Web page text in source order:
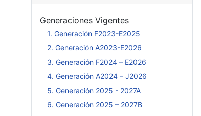
Generaciones Vigentes
1. Generación F2023-E2025
2. Generación A2023-E2026
3. Generación F2024 – E2026
4. Generación A2024 – J2026
5. Generación 2025 - 2027A
6. Generación 2025 – 2027B